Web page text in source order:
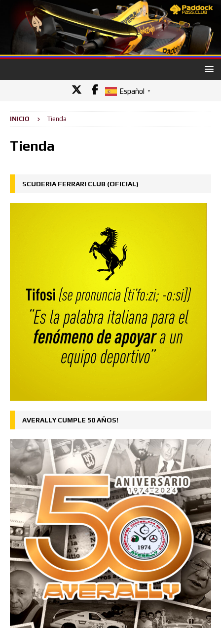
Español ▼
INICIO Tienda
Tienda
SCUDERIA FERRARI CLUB (OFICIAL)
AVERALLY CUMPLE 50 AÑOS!